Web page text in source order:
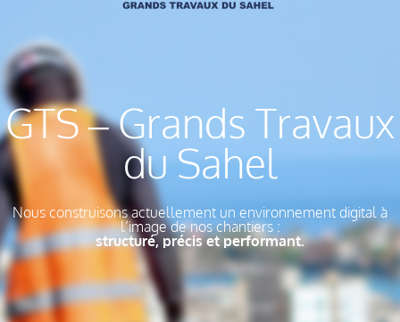
GTS – Grands Travaux
du Sahel
Nous construisons actuellement un environnement digital à
l’image de nos chantiers :
structuré, précis et performant.